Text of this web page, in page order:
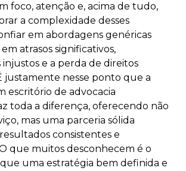
foco, atenção e, acima de tudo,
a complexidade desses
em abordagens genéricas
atrasos significativos,
e a perda de direitos
justamente nesse ponto que a
escritório de advocacia
toda a diferença, oferecendo não
mas uma parceria sólida
consistentes e
que muitos desconhecem é o
uma estratégia bem definida e